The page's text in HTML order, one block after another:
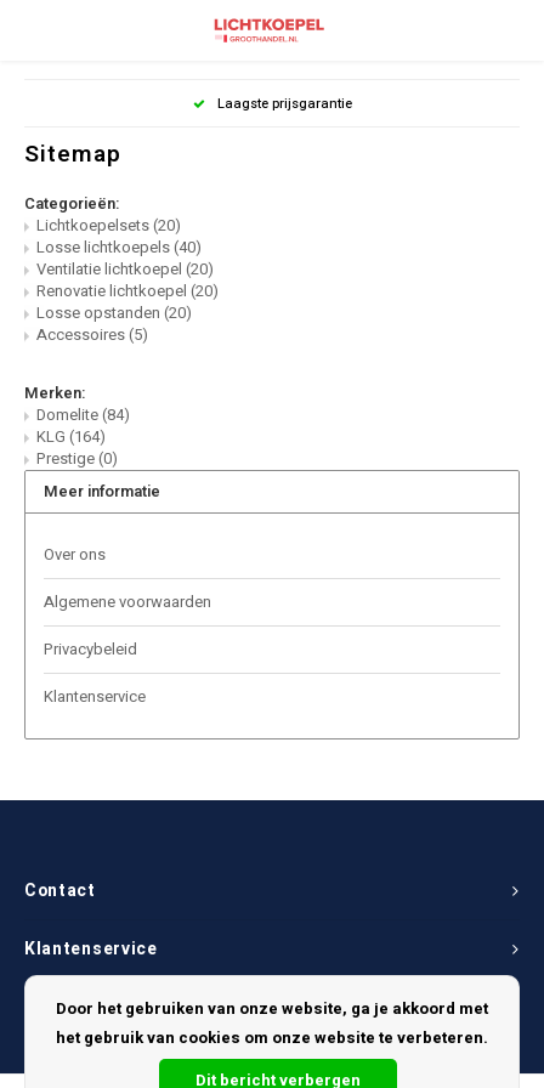
Laagste prijsgarantie
Sitemap
Categorieën:
Lichtkoepelsets(20)
Losse lichtkoepels(40)
Ventilatie lichtkoepel (20)
Renovatie lichtkoepel (20)
Losse opstanden (20)
Accessoires(5)
Merken:
Domelite(84)
KLG (164)
Prestige(0)
Meer informatie
Over ons
Algemene voorwaarden
Privacybeleid
Klantenservice
Contact
Klantenservice
Mijn account
Door het gebruiken van onze website, ga je akkoord met
het gebruik van cookies om onze website te verbeteren.
Dit bericht verbergen